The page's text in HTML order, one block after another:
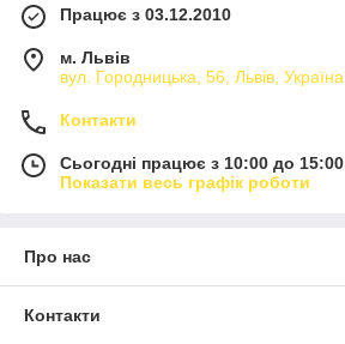
Працює з 03.12.2010
м. Львів
вул. Городницька, 56, Львів, Україна
Контакти
Сьогодні працює з 10:00 до 15:00
Показати весь графік роботи
Про нас
Контакти